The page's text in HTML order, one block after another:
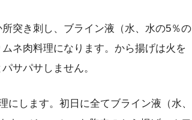
突き刺し、ブライン液（水、水の5％の
ネ肉料理になります。から揚げは火を
サパサしません。
にします。初日に全てブライン液（水、